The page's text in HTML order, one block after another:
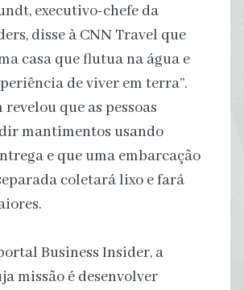
executivo-chefe da
disse à CNN Travel que
casa que flutua na água e
de viver em terra”.
que as pessoas
mantimentos usando
e que uma embarcação
coletará lixo e fará
Business Insider, a
missão é desenvolver